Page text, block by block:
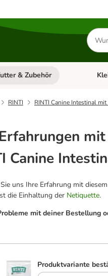
Menü öffnen: Katzenfutter &
& Zubehör
RINTI RINTI Canine Intestinal mit
mit
Canine
uns Ihre Erfahrung mit
die Einhaltung der Netiquette.
mit deiner Bestellung
Produktvariante